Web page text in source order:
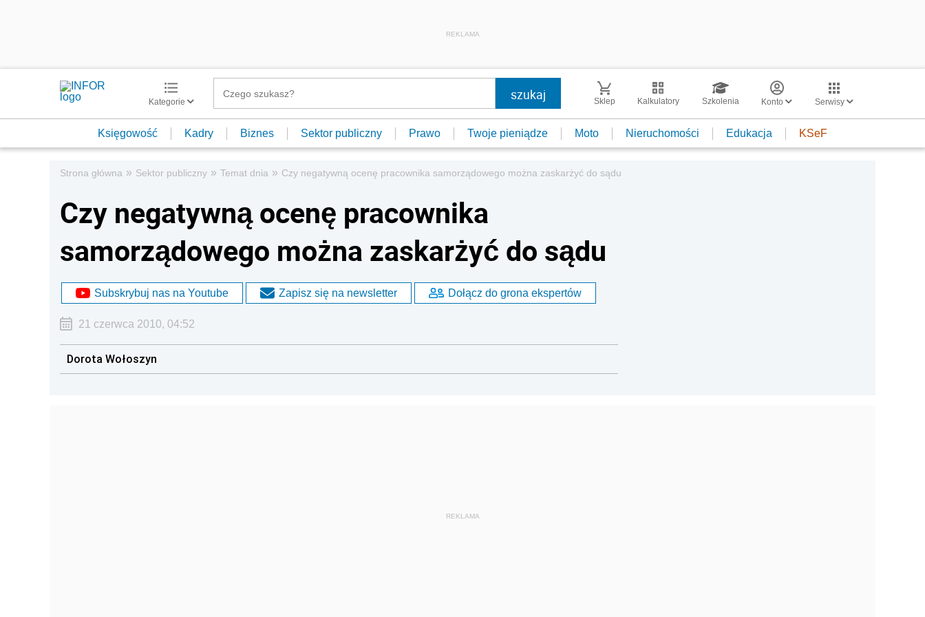
REKLAMA
Kategorie Sklep Kalkulatory Szkolenia Konto Serwisy
Księgowość Kadry Biznes Sektor publiczny Prawo Twoje pieniądze Moto Nieruchomości Edukacja KSeF
Strona główna » Sektor publiczny » Temat dnia » Czy negatywną ocenę pracownika samorządowego można zaskarżyć do sądu
Czy negatywną ocenę pracownika
samorządowego można zaskarżyć do sądu
Subskrybuj nas na Youtube Zapisz się na newsletter Dołącz do grona ekspertów
21 czerwca 2010, 04:52
Dorota Wołoszyn